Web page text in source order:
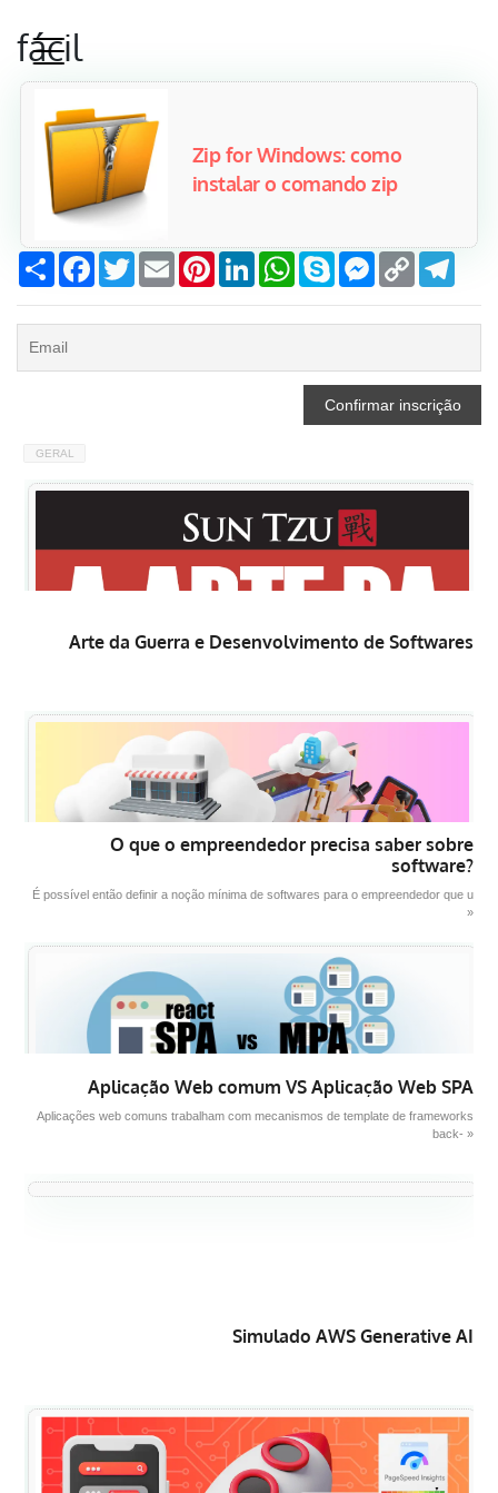
Compartilhar
Facebook
TwitterEmailPinterestLinkedInWhatsApp
SkypeMessenger
Copy
Link
GERAL
Arte da Guerra e Desenvolvimento de Softwares
O que o empreendedor precisa saber sobre
software?
É possível então definir a noção mínima de softwares para o empreendedor que u
»
Aplicação Web comum VS Aplicação Web SPA
Aplicações web comuns trabalham com mecanismos de template de frameworks
back- »
Simulado AWS Generative AI
fácil
Zip for Windows: como
instalar o comando zip